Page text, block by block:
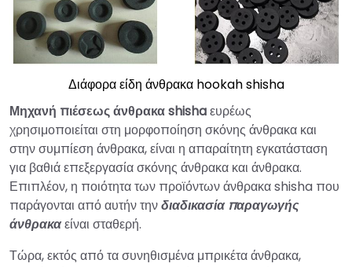
Διάφορα είδη άνθρακα hookah shisha
Μηχανή πιέσεως άνθρακα shishaευρέως
χρησιμοποιείται στη μορφοποίηση σκόνης άνθρακα και
στην συμπίεση άνθρακα, είναι η απαραίτητη εγκατάσταση
για βαθιά επεξεργασία σκόνης άνθρακα και άνθρακα.
Επιπλέον, η ποιότητα των προϊόντων άνθρακα shisha που
παράγονται από αυτήν τηνδιαδικασία παραγωγής
άνθρακαείναι σταθερή.
Τώρα, εκτός από τα συνηθισμένα μπρικέτα άνθρακα,